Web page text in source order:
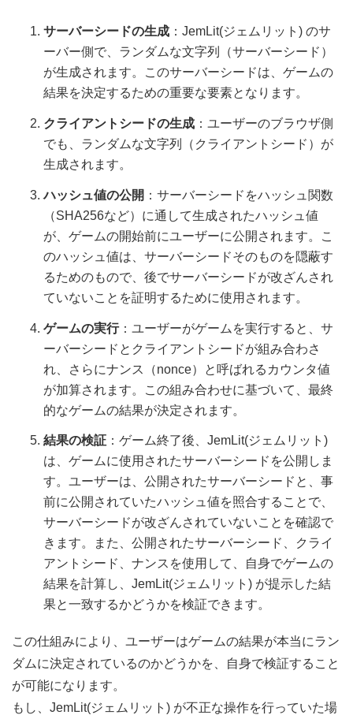
サーバーシードの生成 ：JemLit(ジェムリット) のサ
ーバー側で、ランダムな文字列（サーバーシード）
が生成されます。このサーバーシードは、ゲームの
結果を決定するための重要な要素となります。
クライアントシードの生成 ：ユーザーのブラウザ側
でも、ランダムな文字列（クライアントシード）が
生成されます。
ハッシュ値の公開 ：サーバーシードをハッシュ関数
（SHA256など）に通して生成されたハッシュ値
が、ゲームの開始前にユーザーに公開されます。こ
のハッシュ値は、サーバーシードそのものを隠蔽す
るためのもので、後でサーバーシードが改ざんされ
ていないことを証明するために使用されます。
ゲームの実行：ユーザーがゲームを実行すると、サ
ーバーシードとクライアントシードが組み合わさ
れ、さらにナンス（nonce）と呼ばれるカウンタ値
が加算されます。この組み合わせに基づいて、最終
的なゲームの結果が決定されます。
結果の検証 ：ゲーム終了後、JemLit(ジェムリット)
は、ゲームに使用されたサーバーシードを公開しま
す。ユーザーは、公開されたサーバーシードと、事
前に公開されていたハッシュ値を照合することで、
サーバーシードが改ざんされていないことを確認で
きます。また、公開されたサーバーシード、クライ
アントシード、ナンスを使用して、自身でゲームの
結果を計算し、JemLit(ジェムリット) が提示した結
果と一致するかどうかを検証できます。
この仕組みにより、ユーザーはゲームの結果が本当にラン
ダムに決定されているのかどうかを、自身で検証すること
が可能になります。
もし、JemLit(ジェムリット) が不正な操作を行っていた場